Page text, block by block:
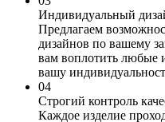
Индивидуальный
Предлагаем
дизайнов по вашему
вам воплотить любые
вашу
04
Строгий контроль
Каждое изделие